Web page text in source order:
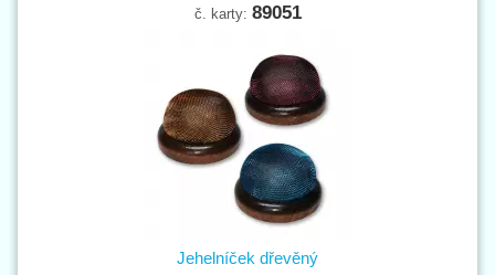
č. karty: 89051
Jehelníček dřevěný